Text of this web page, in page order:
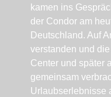
kamen ins
der Condor am
Deutschland. Auf
verstanden und
Center und später
gemeinsam
Urlaubserlebnisse